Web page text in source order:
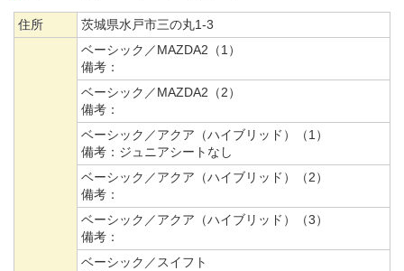
住所 茨城県水戸市三の丸1-3
ベーシック／MAZDA2（1）
備考：
ベーシック／MAZDA2（2）
備考：
ベーシック／アクア（ハイブリッド）（1）
備考： ジュニアシートなし
ベーシック／アクア（ハイブリッド）（2）
備考：
ベーシック／アクア（ハイブリッド）（3）
備考：
ベーシック／スイフト